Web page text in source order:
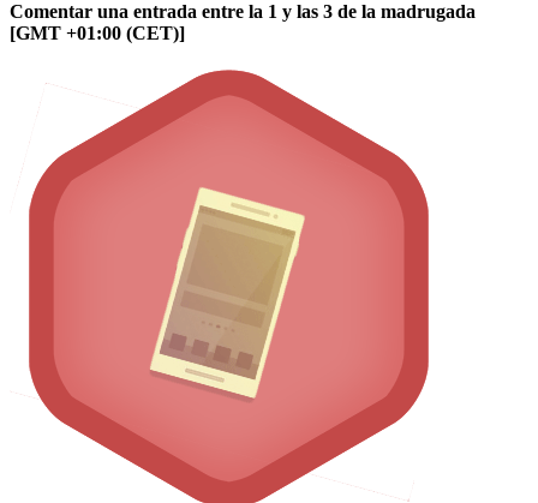
Comentar una entrada entre la 1 y las 3 de la madrugada
[GMT +01:00 (CET)]